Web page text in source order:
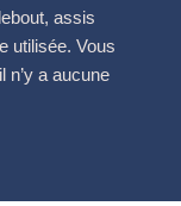
assis
utilisée. Vous
n’y a aucune